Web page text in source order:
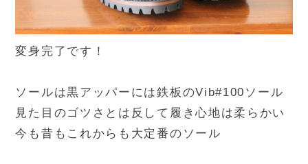
変身完了です！
ソールは黒アッパーには鉄板のVib#100ソール
見た目のゴツさとは反して履き心地は柔らかい
今も昔もこれからも大定番のソール